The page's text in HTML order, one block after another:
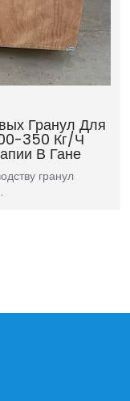
Гранул Для
350 Кг/ч
В Гане
гранул